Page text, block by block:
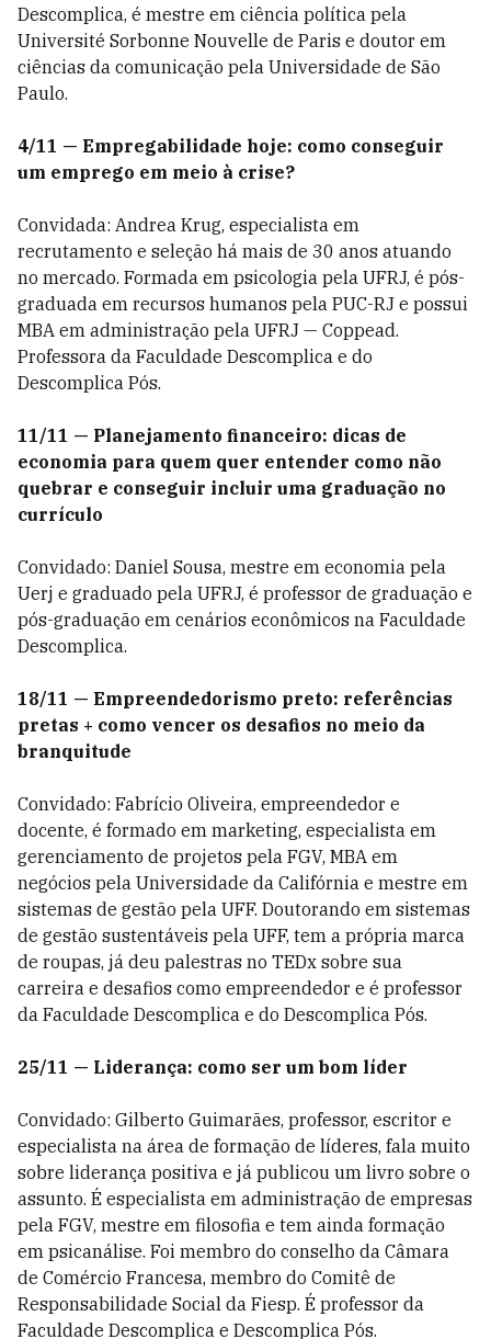
Descomplica, é mestre em ciência política pela
Université Sorbonne Nouvelle de Paris e doutor em
ciências da comunicação pela Universidade de São
Paulo.
4/11 — Empregabilidade hoje: como conseguir
um emprego em meio à crise?
Convidada: Andrea Krug, especialista em
recrutamento e seleção há mais de 30 anos atuando
no mercado. Formada em psicologia pela UFRJ, é pós-
graduada em recursos humanos pela PUC-RJ e possui
MBA em administração pela UFRJ — Coppead.
Professora da Faculdade Descomplica e do
Descomplica Pós.
11/11 — Planejamento financeiro: dicas de
economia para quem quer entender como não
quebrar e conseguir incluir uma graduação no
currículo
Convidado: Daniel Sousa, mestre em economia pela
Uerj e graduado pela UFRJ, é professor de graduação e
pós-graduação em cenários econômicos na Faculdade
Descomplica.
18/11 — Empreendedorismo preto: referências
pretas + como vencer os desafios no meio da
branquitude
Convidado: Fabrício Oliveira, empreendedor e
docente, é formado em marketing, especialista em
gerenciamento de projetos pela FGV, MBA em
negócios pela Universidade da Califórnia e mestre em
sistemas de gestão pela UFF. Doutorando em sistemas
de gestão sustentáveis pela UFF, tem a própria marca
de roupas, já deu palestras no TEDx sobre sua
carreira e desafios como empreendedor e é professor
da Faculdade Descomplica e do Descomplica Pós.
25/11 — Liderança: como ser um bom líder
Convidado: Gilberto Guimarães, professor, escritor e
especialista na área de formação de líderes, fala muito
sobre liderança positiva e já publicou um livro sobre o
assunto. É especialista em administração de empresas
pela FGV, mestre em filosofia e tem ainda formação
em psicanálise. Foi membro do conselho da Câmara
de Comércio Francesa, membro do Comitê de
Responsabilidade Social da Fiesp. É professor da
Faculdade Descomplica e Descomplica Pós.